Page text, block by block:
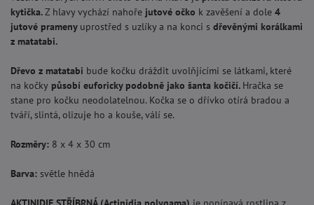
kytička.Z hlavy vychází nahoře jutové očko k zavěšení a dole 4
jutové prameny uprostřed s uzlíky a na konci s dřevěnými korálkami
z matatabi.
Dřevo z matatabi bude kočku dráždit uvolňjícími se látkami, které
na kočky působí euforicky podobně jako šanta kočičí. Hračka se
stane pro kočku neodolatelnou. Kočka se o dřívko otírá bradou a
tváří, slintá, olizuje ho a kouše, válí se.
Rozměry: 8 x 4 x 30 cm
Barva: světle hnědá